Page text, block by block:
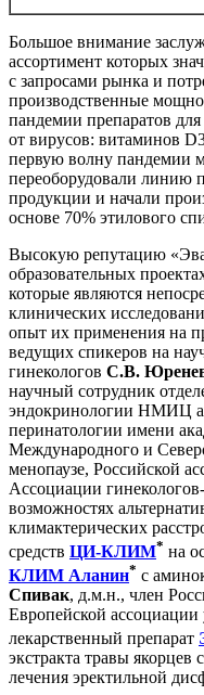
Большое внимание
ассортимент которых
с запросами рынка и
производственные
пандемии препаратов
от вирусов: витаминов
первую волну пандемии
переоборудовали линию
продукции и начали
основе 70% этилового
Высокую репутацию
образовательных
которые являются
клинических
опыт их применения на
ведущих спикеров на
гинекологов С.В.
научный сотрудник
эндокринологии НМИЦ
перинатологии имени
Международного и
менопаузе, Российской
Ассоциации
возможностях
климактерических
средств ЦИ-КЛИМ* на
КЛИМ Аланин* с
Спивак, д.м.н., член
Европейской ассоциации
лекарственный препарат
экстракта травы
лечения эректильной